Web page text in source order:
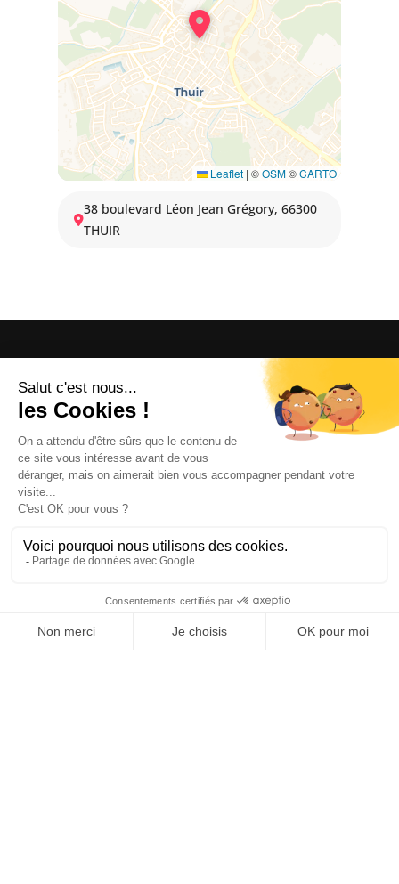
Leaflet | ©OSM©CARTO
38 boulevard Léon Jean Grégory, 66300
THUIR
OFFICE DE TOURISME
ASPRES-THUIR
Boulevard Violet, 66300 Thuir